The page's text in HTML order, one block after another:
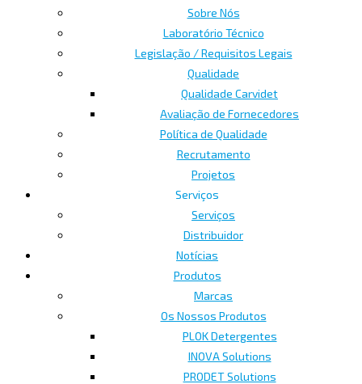
Sobre Nós
Laboratório Técnico
Legislação / Requisitos Legais
Qualidade
Qualidade Carvidet
Avaliação de Fornecedores
Política de Qualidade
Recrutamento
Projetos
Serviços
Serviços
Distribuidor
Notícias
Produtos
Marcas
Os Nossos Produtos
PLOK Detergentes
INOVA Solutions
PRODET Solutions